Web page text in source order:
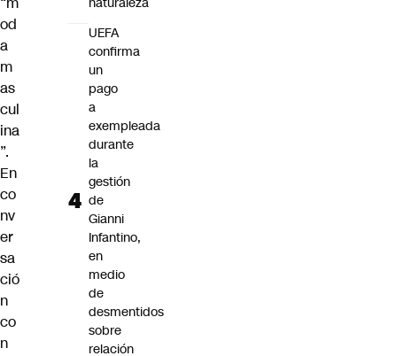
od
a
m
as
cul
ina
”.
En
co
nv
er
sa
ció
n
co
n
UEFA
confirma
un
pago
a
exempleada
durante
la
gestión
de
Gianni
Infantino,
en
medio
de
desmentidos
sobre
relación